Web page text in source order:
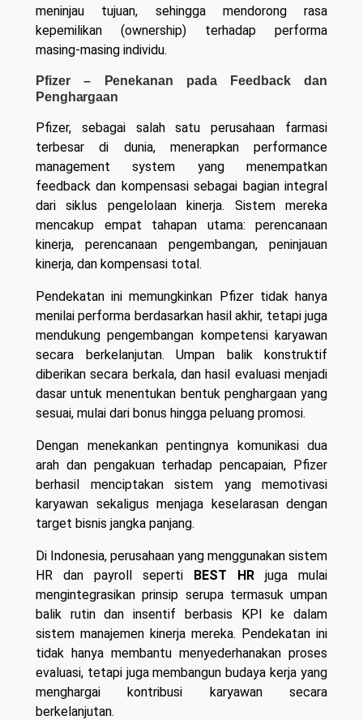
meninjau tujuan, sehingga mendorong rasa
kepemilikan (ownership) terhadap performa
masing-masing individu.
Pfizer – Penekanan pada Feedback dan
Penghargaan
Pfizer, sebagai salah satu perusahaan farmasi
terbesar di dunia, menerapkan performance
management system yang menempatkan
feedback dan kompensasi sebagai bagian integral
dari siklus pengelolaan kinerja. Sistem mereka
mencakup empat tahapan utama: perencanaan
kinerja, perencanaan pengembangan, peninjauan
kinerja, dan kompensasi total.
Pendekatan ini memungkinkan Pfizer tidak hanya
menilai performa berdasarkan hasil akhir, tetapi juga
mendukung pengembangan kompetensi karyawan
secara berkelanjutan. Umpan balik konstruktif
diberikan secara berkala, dan hasil evaluasi menjadi
dasar untuk menentukan bentuk penghargaan yang
sesuai, mulai dari bonus hingga peluang promosi.
Dengan menekankan pentingnya komunikasi dua
arah dan pengakuan terhadap pencapaian, Pfizer
berhasil menciptakan sistem yang memotivasi
karyawan sekaligus menjaga keselarasan dengan
target bisnis jangka panjang.
Di Indonesia, perusahaan yang menggunakan sistem
HR dan payroll seperti BEST HR juga mulai
mengintegrasikan prinsip serupa termasuk umpan
balik rutin dan insentif berbasis KPI ke dalam
sistem manajemen kinerja mereka. Pendekatan ini
tidak hanya membantu menyederhanakan proses
evaluasi, tetapi juga membangun budaya kerja yang
menghargai kontribusi karyawan secara
berkelanjutan.